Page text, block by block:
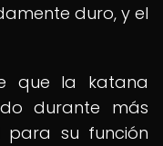
duro, y el
que la katana
durante más
para su función